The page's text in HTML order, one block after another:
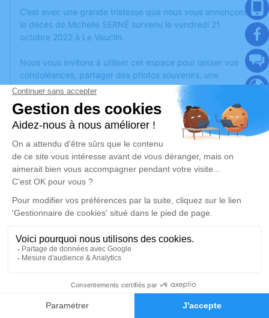
Faire-part Hommages
C’est avec une grande tristesse que nous vous annonçons
le décès de Michelle SERNÉ survenu le vendredi 21
octobre 2022 à Le Vauclin.
Nous vous invitons à utiliser cet espace pour laisser vos
condoléances, partager des photos souvenirs, une
anecdote ou exprimer vos pensées à travers des poèmes
ou des textes. Cet endroit est un lieu d'expression dédié à
honorer la mémoire de Michelle SERNÉ.
Un service de plantation d’arbre hommage estdisponible
mardi 25 octobre 2022 à 15h30
Eglise Paroissiale Saint Jean-Baptiste de Le
Vauclin